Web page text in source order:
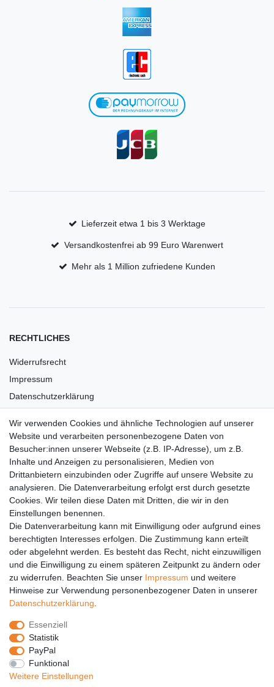
Lieferzeit etwa 1 bis 3 Werktage
Versandkostenfrei ab 99 Euro Warenwert
Mehr als 1 Million zufriedene Kunden
RECHTLICHES
Widerrufsrecht
Impressum
Datenschutzerklärung
Barrierefreiheit
Anleitungen
Vertrag widerrufen
PARTNER
DHL
GLS
PaketPLUS
SPONSORING
Malchower SV 90
Malchower Wölfe
ZERTIFIKATE
Wir verwenden Cookies und ähnliche Technologien auf unserer
Website und verarbeiten personenbezogene Daten von
Besucher:innen unserer Webseite (z.B. IP-Adresse), um z.B.
Inhalte und Anzeigen zu personalisieren, Medien von
Drittanbietern einzubinden oder Zugriffe auf unsere Website zu
analysieren. Die Datenverarbeitung erfolgt erst durch gesetzte
Cookies. Wir teilen diese Daten mit Dritten, die wir in den
Einstellungen benennen.
Die Datenverarbeitung kann mit Einwilligung oder aufgrund eines
berechtigten Interesses erfolgen. Die Zustimmung kann erteilt
oder abgelehnt werden. Es besteht das Recht, nicht einzuwilligen
und die Einwilligung zu einem späteren Zeitpunkt zu ändern oder
zu widerrufen. Beachten Sie unser Impressum und weitere
Hinweise zur Verwendung personenbezogener Daten in unserer
Daten­schutz­erklärung
Essenziell
Statistik
PayPal
Funktional
Weitere Einstellungen